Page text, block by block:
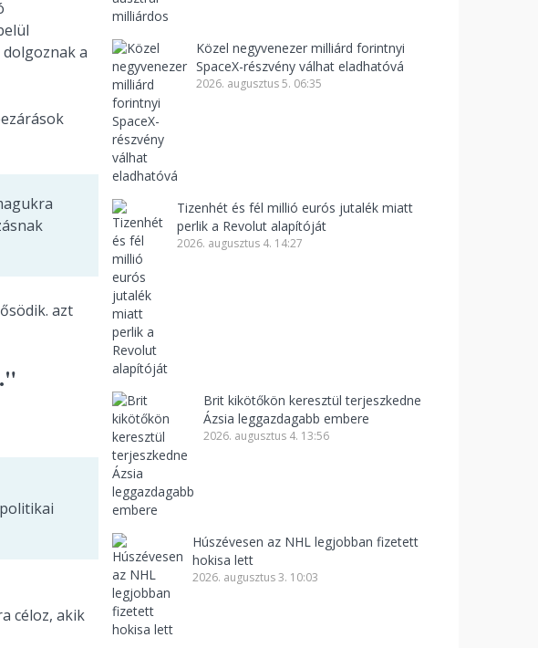
a
azt
céloz, akik
Közel negyvenezer milliárd forintnyi
SpaceX-részvény válhat eladhatóvá
2026. augusztus 5. 06:35
Tizenhét és fél millió eurós jutalék miatt
perlik a Revolut alapítóját
2026. augusztus 4. 14:27
Brit kikötőkön keresztül terjeszkedne
Ázsia leggazdagabb embere
2026. augusztus 4. 13:56
Húszévesen az NHL legjobban fizetett
hokisa lett
2026. augusztus 3. 10:03